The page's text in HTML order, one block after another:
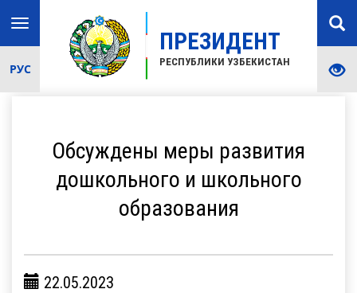
ПРЕЗИДЕНТ
РЕСПУБЛИКИ УЗБЕКИСТАН
Toggle
navigation
РУС
Обсуждены меры развития
дошкольного и школьного
образования
22.05.2023